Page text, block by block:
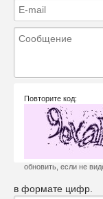
Повторите код:
обновить, если не
в формате цифр.